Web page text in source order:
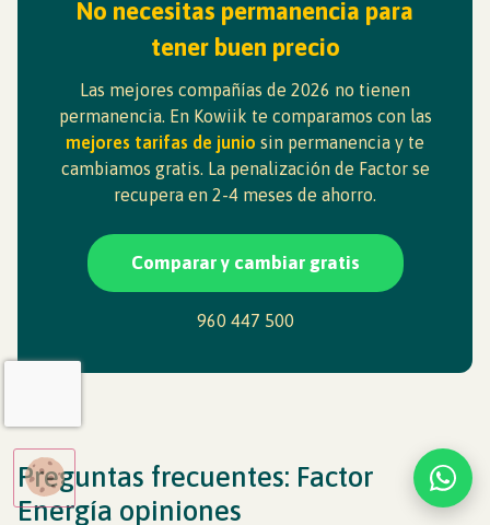
No necesitas permanencia para
tener buen precio
Las mejores compañías de 2026 no tienen
permanencia. En Kowiik te comparamos con las
mejores tarifas de junio sin permanencia y te
cambiamos gratis. La penalización de Factor se
recupera en 2-4 meses de ahorro.
Comparar y cambiar gratis
960 447 500
Preguntas frecuentes: Factor
Energía opiniones